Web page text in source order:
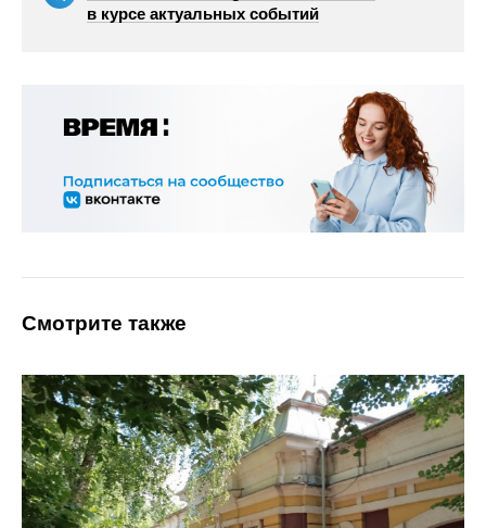
в курсе актуальных событий
Смотрите также